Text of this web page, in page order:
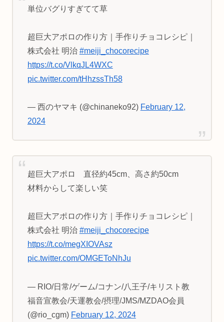
単位バグりすぎてて草
超巨大アポロの作り方｜手作りチョコレシピ｜
株式会社 明治 #meiji_chocorecipe
https://t.co/VlkqJL4WXC
pic.twitter.com/tHhzssTh58
— 西のヤマキ (@chinaneko92) February 12,
2024
超巨大アポロ 直径約45cm、高さ約50cm
材料からして楽しい笑
超巨大アポロの作り方｜手作りチョコレシピ｜
株式会社 明治 #meiji_chocorecipe
https://t.co/megXIOVAsz
pic.twitter.com/OMGEToNhJu
— RIO/日常/ゲーム/コナン/八王子/キリスト教
福音宣教会/天運教会/摂理/JMS/MZDAO会員
(@rio_cgm) February 12, 2024